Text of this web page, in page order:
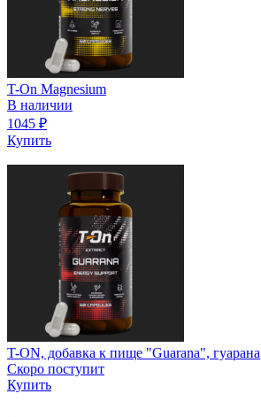
T-On Magnesium
В наличии
1045 ₽
Купить
T-ON, добавка к пище "Guarana", гуарана
Скоро поступит
Купить